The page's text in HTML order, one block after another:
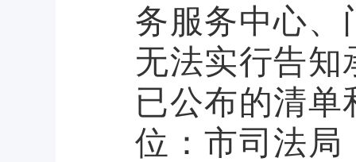
务服务中心、
无法实行告知
已公布的清
位：市司法局